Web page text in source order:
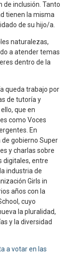
de inclusión. Tanto
tienen la misma
de su hijo/a.
naturalezas,
a atender temas
dentro de la
queda trabajo por
de tutoría y
que en
como Voces
En
gobierno Super
y charlas sobre
digitales, entre
industria de
Girls in
años con la
cuyo
la pluralidad,
y la diversidad
a votar en las